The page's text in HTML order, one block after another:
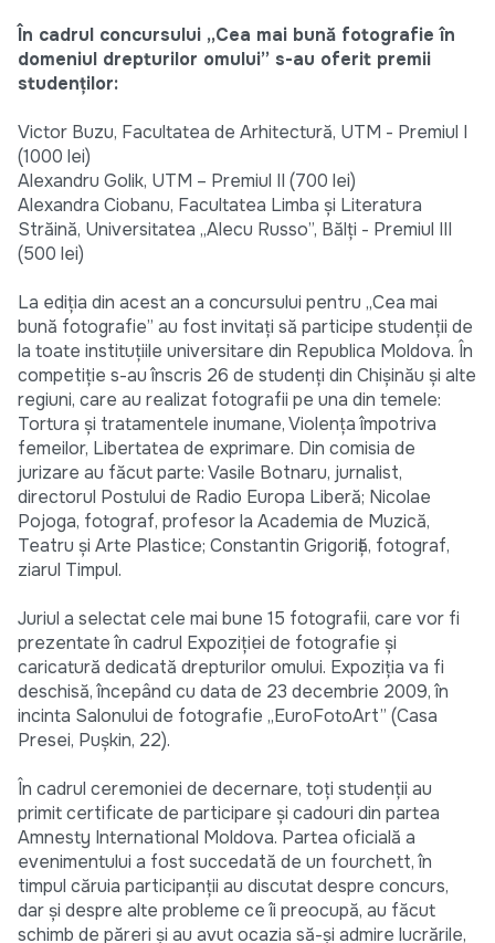
În cadrul concursului „Cea mai bună fotografie în
domeniul drepturilor omului” s-au oferit premii
studenţilor:
Victor Buzu, Facultatea de Arhitectură, UTM - Premiul I
(1000 lei)
Alexandru Golik, UTM – Premiul II (700 lei)
Alexandra Ciobanu, Facultatea Limba şi Literatura
Străină, Universitatea „Alecu Russo”, Bălţi - Premiul III
(500 lei)
La ediţia din acest an a concursului pentru „Cea mai
bună fotografie” au fost invitaţi să participe studenţii de
la toate instituţiile universitare din Republica Moldova. În
competiţie s-au înscris 26 de studenţi din Chişinău şi alte
regiuni, care au realizat fotografii pe una din temele:
Tortura şi tratamentele inumane, Violenţa împotriva
femeilor, Libertatea de exprimare. Din comisia de
jurizare au făcut parte: Vasile Botnaru, jurnalist,
directorul Postului de Radio Europa Liberă; Nicolae
Pojoga, fotograf, profesor la Academia de Muzică,
Teatru şi Arte Plastice; Constantin Grigoriţă, fotograf,
ziarul Timpul.
Juriul a selectat cele mai bune 15 fotografii, care vor fi
prezentate în cadrul Expoziţiei de fotografie şi
caricatură dedicată drepturilor omului. Expoziţia va fi
deschisă, începând cu data de 23 decembrie 2009, în
incinta Salonului de fotografie „EuroFotoArt” (Casa
Presei, Puşkin, 22).
În cadrul ceremoniei de decernare, toţi studenţii au
primit certificate de participare şi cadouri din partea
Amnesty International Moldova. Partea oficială a
evenimentului a fost succedată de un fourchett, în
timpul căruia participanţii au discutat despre concurs,
dar şi despre alte probleme ce îi preocupă, au făcut
schimb de păreri şi au avut ocazia să-şi admire lucrările,